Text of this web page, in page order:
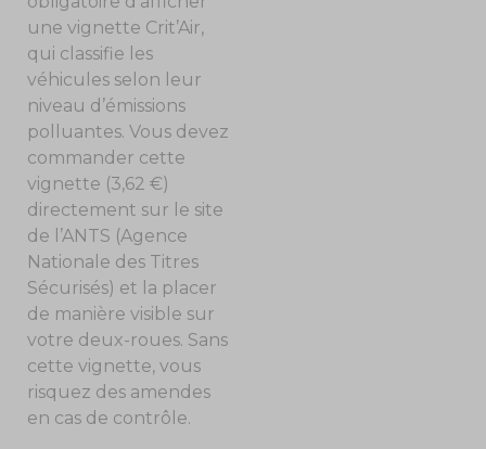
une vignette Crit’Air,
qui classifie les
véhicules selon leur
niveau d’émissions
polluantes. Vous devez
commander cette
vignette (3,62 €)
directement sur le site
de l’ANTS (Agence
Nationale des Titres
Sécurisés) et la placer
de manière visible sur
votre deux-roues. Sans
cette vignette, vous
risquez des amendes
en cas de contrôle.